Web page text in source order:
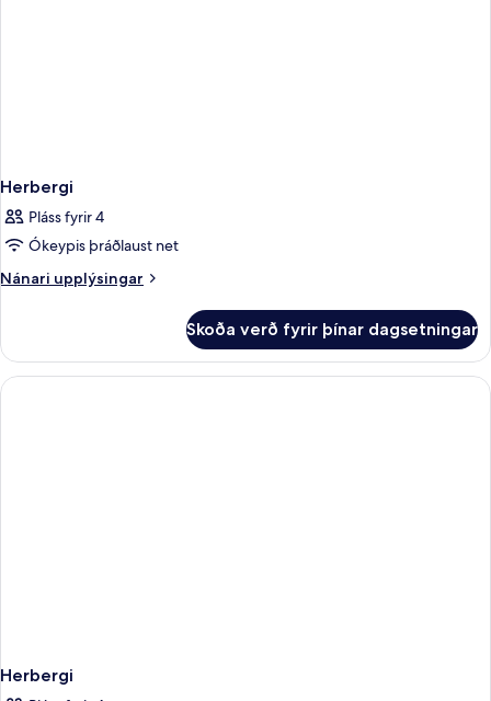
Herbergi
Pláss fyrir 4
Ókeypis þráðlaust net
Nánari upplýsingar
Nánari
Skoða verð fyrir þínar dagsetningar
Herbergi